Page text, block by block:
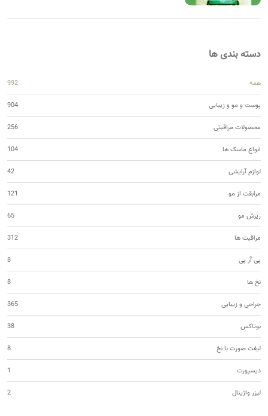
دسته بندی ها
همه 992
پوست و مو و زیبایی 904
محصولات مراقبتی 256
انواع ماسک ها 104
لوازم آرایشی 42
مرابقت از مو 121
ریزش مو 65
مراقبت ها 312
پی آر پی 8
نخ ها 8
جراحی و زیبایی 365
بوتاکس 38
لیفت صورت با نخ 8
دیسپورت 1
لیزر واژینال 2